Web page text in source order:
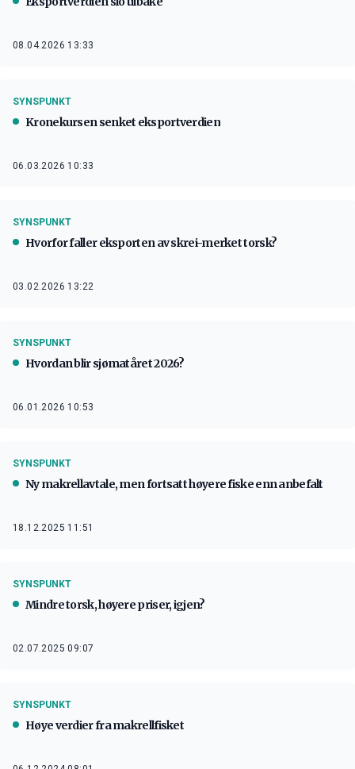
08.04.2026 13:33
SYNSPUNKT
Kronekursen senket eksportverdien
06.03.2026 10:33
SYNSPUNKT
Hvorfor faller eksporten av skrei-merket torsk?
03.02.2026 13:22
SYNSPUNKT
Hvordan blir sjømatåret 2026?
06.01.2026 10:53
SYNSPUNKT
Ny makrellavtale, men fortsatt høyere fiske enn anbefalt
18.12.2025 11:51
SYNSPUNKT
Mindre torsk, høyere priser, igjen?
02.07.2025 09:07
SYNSPUNKT
Høye verdier fra makrellfisket